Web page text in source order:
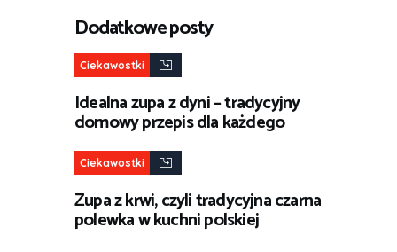
Dodatkowe posty
Ciekawostki
Idealna zupa z dyni – tradycyjny
domowy przepis dla każdego
Ciekawostki
Zupa z krwi, czyli tradycyjna czarna
polewka w kuchni polskiej